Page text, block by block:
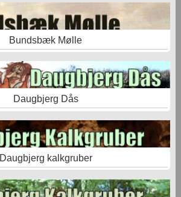
Bundsbæk Mølle
Daugbjerg Dås
Daugbjerg kalkgruber